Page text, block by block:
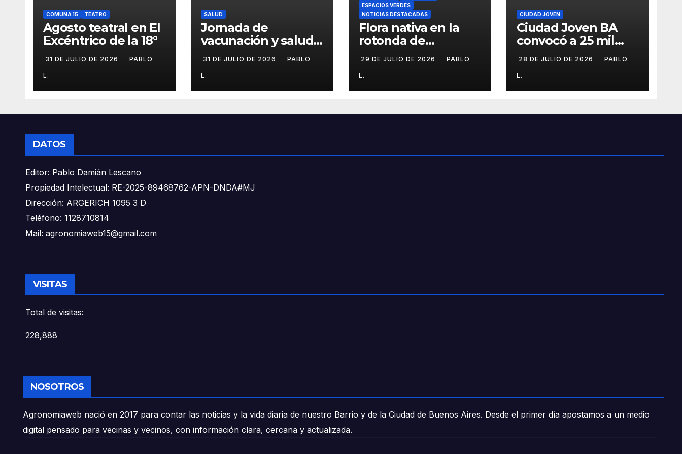
COMUNA 15 TEATRO
Agosto teatral en El
Excéntrico de la 18°
31 DE JULIO DE 2026 PABLO
L.
SALUD
Jornada de
vacunación y salud
bucal para chicos
31 DE JULIO DE 2026 PABLO
L.
ESPACIOS VERDES
NOTICIAS DESTACADAS
Flora nativa en la
rotonda de
Agronomía
29 DE JULIO DE 2026 PABLO
L.
CIUDAD JOVEN
Ciudad Joven BA
convocó a 25 mil
personas
28 DE JULIO DE 2026 PABLO
L.
DATOS
Editor: Pablo Damián Lescano
Propiedad Intelectual: RE-2025-89468762-APN-DNDA#MJ
Dirección: ARGERICH 1095 3 D
Teléfono: 1128710814
Mail: agronomiaweb15@gmail.com
VISITAS
Total de visitas:
228,888
NOSOTROS
Agronomiaweb nació en 2017 para contar las noticias y la vida diaria de nuestro Barrio y de la Ciudad de Buenos Aires. Desde el primer día apostamos a un medio
digital pensado para vecinas y vecinos, con información clara, cercana y actualizada.